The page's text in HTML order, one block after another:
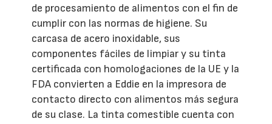
de procesamiento de alimentos con el fin de
cumplir con las normas de higiene. Su
carcasa de acero inoxidable, sus
componentes fáciles de limpiar y su tinta
certificada con homologaciones de la UE y la
FDA convierten a Eddie en la impresora de
contacto directo con alimentos más segura
de su clase. La tinta comestible cuenta con